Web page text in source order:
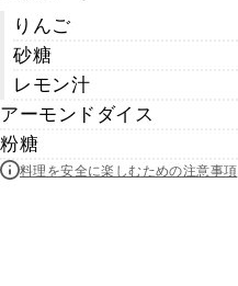
りんご
砂糖
レモン汁
アーモンドダイス
粉糖
料理を安全に楽しむための注意事項